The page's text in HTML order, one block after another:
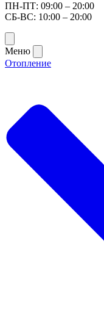
ПН-ПТ: 09:00 – 20:00
СБ-ВС: 10:00 – 20:00
Меню
Отопление